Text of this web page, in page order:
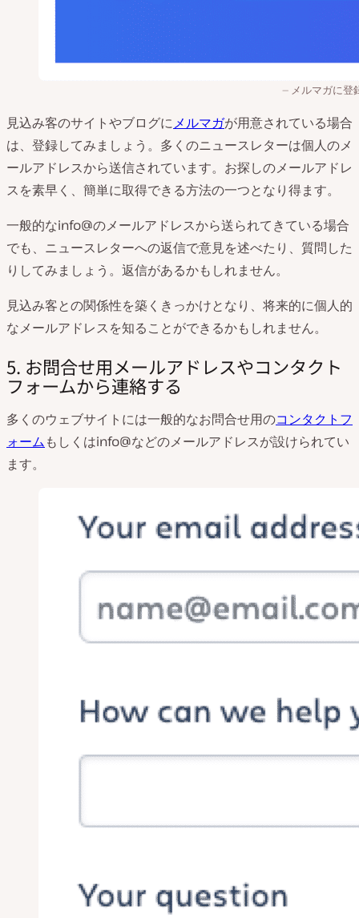
メルマガに登
見込み客のサイトやブログにメルマガが用意されている場合
は、登録してみましょう。多くのニュースレターは個人のメ
ールアドレスから送信されています。お探しのメールアドレ
スを素早く、簡単に取得できる方法の一つとなり得ます。
一般的なinfo@のメールアドレスから送られてきている場合
でも、ニュースレターへの返信で意見を述べたり、質問した
りしてみましょう。返信があるかもしれません。
見込み客との関係性を築くきっかけとなり、将来的に個人的
なメールアドレスを知ることができるかもしれません。
5. お問合せ用メールアドレスやコンタクト
フォームから連絡する
多くのウェブサイトには一般的なお問合せ用のコンタクトフ
ォームもしくはinfo@などのメールアドレスが設けられてい
ます。